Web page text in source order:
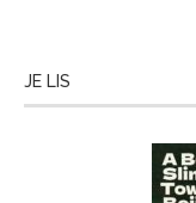
JE LIS